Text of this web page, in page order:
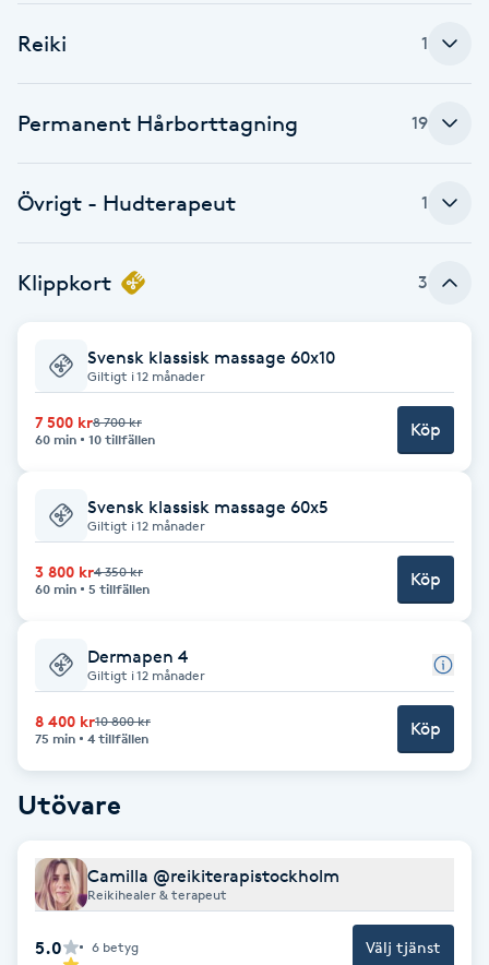
Color correction
Dermapen
Diamantslipning
Enzympeeling
Extensions
Eyeliner-tatuering
Faceliftmassage
Fettreducering
Fibromassage
Reiki 1
Permanent Hårborttagning 19
Övrigt - Hudterapeut 1
Klippkort 3
Svensk klassisk massage 60x10
Giltigt i 12 månader
7 500 kr8 700 kr
60 min
10 tillfällen Köp
Svensk klassisk massage 60x5
Giltigt i 12 månader
3 800 kr4 350 kr
60 min
5 tillfällen Köp
Dermapen 4
Giltigt i 12 månader
8 400 kr10 800 kr
75 min
4 tillfällen Köp
Utövare
Camilla @reikiterapistockholm
Reikihealer & terapeut
5.0 6 betyg Välj tjänst